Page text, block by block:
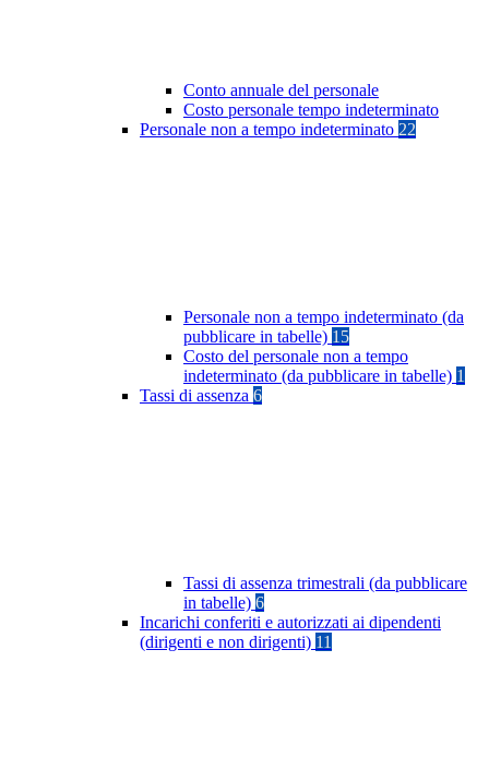
Conto annuale del personale
Costo personale tempo indeterminato
Personale non a tempo indeterminato 22
Personale non a tempo indeterminato (da
pubblicare in tabelle) 15
Costo del personale non a tempo
indeterminato (da pubblicare in tabelle) 1
Tassi di assenza 6
Tassi di assenza trimestrali (da pubblicare
in tabelle) 6
Incarichi conferiti e autorizzati ai dipendenti
(dirigenti e non dirigenti) 11